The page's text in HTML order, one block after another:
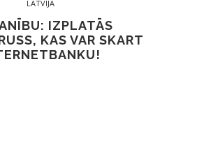
LATVIJĀ
IZPLATĀS
KAS VAR SKART